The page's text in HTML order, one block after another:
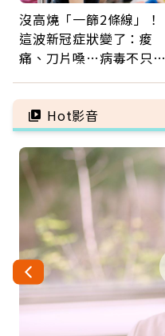
沒高燒「一篩2條線」！
這波新冠症狀變了：痠
痛、刀片嗓…病毒不只攻
管發炎
Hot影音